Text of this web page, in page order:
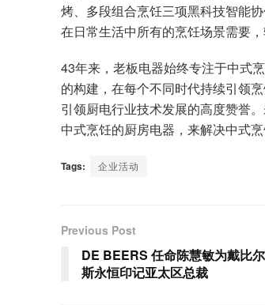
烤、多段组合烹饪三项黑科技智能
在日常生活中所有的烹饪场景需要
43年来，老板电器始终专注于中式
的构建，在每个不同时代持续引领
引领厨电行业技术发展的高度赞誉
中式烹饪的厨房电器，来解决中式
Tags: 企业活动
Previous Post
DE BEERS 任命陈慧敏为戴比
斯永恒印记亚太区总裁